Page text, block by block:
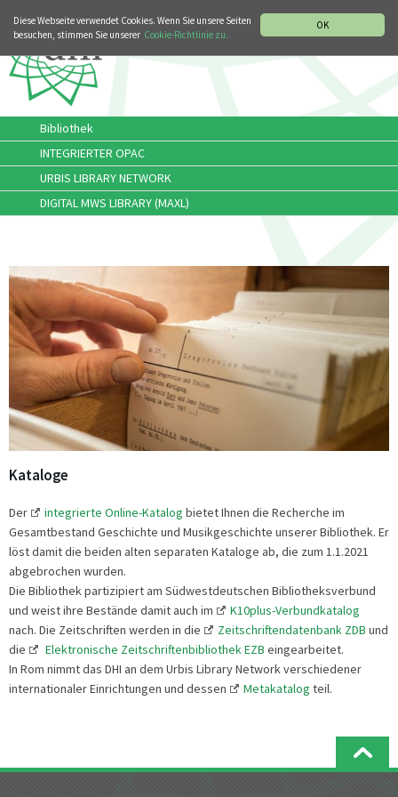
OK
Diese Webseite verwendet Cookies. Wenn Sie unsere Seiten
besuchen, stimmen Sie unserer Cookie-Richtlinie zu.
Bibliothek
INTEGRIERTER OPAC
URBIS LIBRARY NETWORK
DIGITAL MWS LIBRARY (MAXL)
Kataloge
Der integrierte Online-Katalog bietet Ihnen die Recherche im
Gesamtbestand Geschichte und Musikgeschichte unserer Bibliothek. Er
löst damit die beiden alten separaten Kataloge ab, die zum 1.1.2021
abgebrochen wurden.
Die Bibliothek partizipiert am Südwestdeutschen Bibliotheksverbund
und weist ihre Bestände damit auch im
K10plus-Verbundkatalog
nach. Die Zeitschriften werden in die
Zeitschriftendatenbank ZDB und
die
Elektronische Zeitschriftenbibliothek EZB eingearbeitet.
In Rom nimmt das DHI an dem Urbis Library Network verschiedener
internationaler Einrichtungen und dessen
Metakatalog teil.